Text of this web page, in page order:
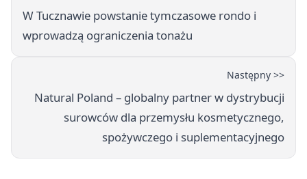
W Tucznawie powstanie tymczasowe rondo i
wprowadzą ograniczenia tonażu
Następny >>
Natural Poland – globalny partner w dystrybucji
surowców dla przemysłu kosmetycznego,
spożywczego i suplementacyjnego